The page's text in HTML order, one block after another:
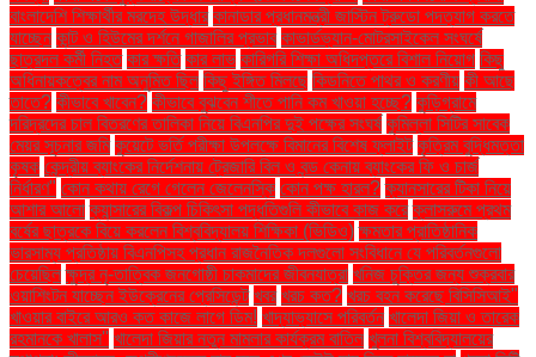
বাংলাদেশি শিক্ষার্থীর মরদেহ উদ্ধার কানাডার প্রধানমন্ত্রী জাস্টিন ট্রুডো পদত্যাগ করতে
যাচ্ছেন কান্ট ও হিউমের দর্শনে গাজালির প্রভাব কাভার্ডভ্যান-মোটরসাইকেল সংঘর্ষে
ছাত্রদল কর্মী নিহত কার ক্ষতি কার লাভ কারিগরি শিক্ষা অধিদপ্তরে বিশাল নিয়োগ কিছু
অধিনায়কত্বের নাম অনুমিত ছিল কিছু ইঙ্গিত মিলছে কিডনিতে পাথর ও করণীয় কী আছে
তাতে? কীভাবে খাবেন? কীভাবে বুঝবেন শীতে পানি কম খাওয়া হচ্ছে? কুড়িগ্রামে
দরিদ্রদের চাল বিতরণের তালিকা নিয়ে বিএনপির দুই পক্ষের সংঘর্ষ কুমিল্লা সিটির সাবেক
মেয়র সূচনার জমি কুয়েটে ভর্তি পরীক্ষা উপলক্ষে বিমানের বিশেষ ফ্লাইট কৃত্রিম বুদ্ধিমত্তা
কৃষক কেন্দ্রীয় ব্যাংকের নির্দেশনায় ট্রেজারি বিল ও বন্ড কেনায় ব্যাংকের ফি ও চার্জ
নির্ধারণ" কোন কথায় রেগে গেলেন জেলেনস্কি কোন পক্ষ হারল? ক্যানসারের টিকা নিয়ে
আশার আলো ক্যান্সারের বিকল্প চিকিৎসা পদ্ধতিগুলি কীভাবে কাজ করে ক্লাসরুমে প্রথম
বর্ষের ছাত্রকে বিয়ে করলেন বিশ্ববিদ্যালয় শিক্ষিকা (ভিডিও) ক্ষমতার প্রাতিষ্ঠানিক
ভারসাম্য প্রতিষ্ঠায় বিএনপিসহ প্রধান রাজনৈতিক দলগুলো সংবিধানে যে পরিবর্তনগুলো
চেয়েছিল ক্ষুদ্র নৃ-তাত্বিক জনগোষ্ঠী চাকমাদের জীবনযাত্রা খনিজ চুক্তির জন্য শুক্রবার
ওয়াশিংটন যাচ্ছেন ইউক্রেনের প্রেসিডেন্ট খবর খরচ কত? খরচ বহন করেছে বিসিসিআই"
খাওয়ার বাইরে আরও কত কাজে লাগে ডিম! খাদ্যাভ্যাসে পরিবর্তন খালেদা জিয়া ও তারেক
রহমানকে খালাস'' খালেদা জিয়ার নতুন মামলার কার্যক্রম বাতিল খুলনা বিশ্ববিদ্যালয়ের